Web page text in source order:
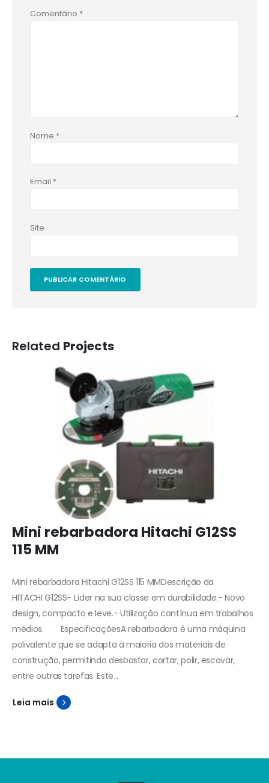
Comentário *
Nome *
Email *
Site
Related Projects
Mini rebarbadora Hitachi G12SS
115 MM
Mini rebarbadora Hitachi G12SS 115 MMDescrição da
HITACHI G12SS- Líder na sua classe em durabilidade.- Novo
design, compacto e leve.- Utilização contínua em trabalhos
médios.
EspecificaçõesA rebarbadora é uma máquina
polivalente que se adapta à maioria dos materiais de
construção, permitindo desbastar, cortar, polir, escovar,
entre outras tarefas. Este...
Leia mais